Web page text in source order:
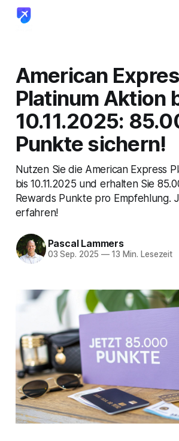
American
Platinum Aktion
10.11.2025:
Punkte sichern!
Nutzen Sie die American Express
bis 10.11.2025 und erhalten Sie
Rewards Punkte pro Empfehlung.
erfahren!
Pascal Lammers
03 Sep. 2025 —13 Min. Lesezeit